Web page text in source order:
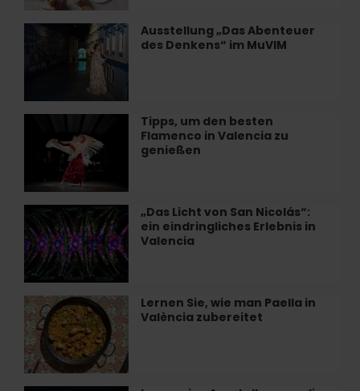
Nähe
frühstücken
Ausstellung „Das Abenteuer
des Denkens“ im MuVIM
Ausstellung
Abenteuer
Denkens“
im
Tipps, um den besten
Flamenco in Valencia zu
genießen
besten
Flamenco
in
Valencia
zu
genießen
„Das Licht von San Nicolás“:
ein eindringliches Erlebnis in
Valencia
„Das
Licht
von
San
Nicolás“:
ein
eindringliches
Erlebnis
in
Valencia
Lernen Sie, wie man Paella in
València zubereitet
Lernen
Sie,
wie
man
Paella